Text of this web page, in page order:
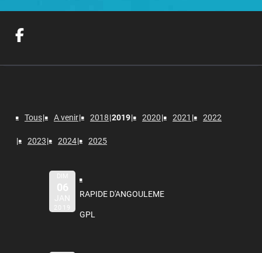
Tous A venir 2018 2019 2020 2021 2022
2023 2024 2025
DIM
06
JAN
2019
RAPIDE D'ANGOULEME
GPL